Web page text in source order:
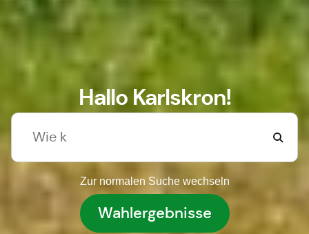
Hallo Karlskron!
Zur normalen Suche wechseln
Wahlergebnisse